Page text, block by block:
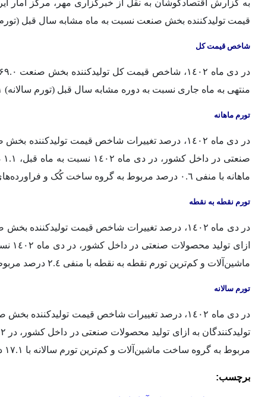
قیمت تولیدکننده بخش صنعت نسبت به ماه مشابه سال قبل (تورم نقطه به
شاخص قیمت کل
منتهی به ماه جاری نسبت به دوره مشابه سال قبل (تورم سالانه) ٣١.١ درصد افزایش داشته است.
تورم ماهانه
ماهانه با منفی ٠.٦ درصد مربوط به گروه ساخت کُک و فراورده‌های حاصل از پالایش نفت است.
تورم نقطه به نقطه
ماشین‌آلات و کم‌ترین تورم نقطه به نقطه با منفی ٢.٤ درصد مربوط به گروه ساخت فلزات پایه است.
تورم سالانه
مربوط به گروه ساخت ماشین‌آلات و کم‌ترین تورم سالانه با ١٧.١ درصد مربوط به گروه ساخت مواد شیمیایی و فراورده‌های شیمیایی است.
برچسب: